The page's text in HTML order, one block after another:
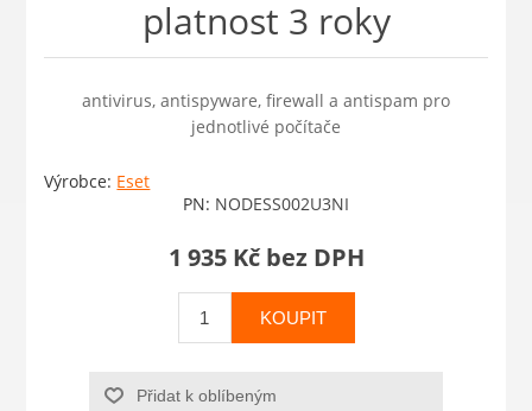
platnost 3 roky
antivirus, antispyware, firewall a antispam pro
jednotlivé počítače
Výrobce: Eset
PN: NODESS002U3NI
1 935 Kč bez DPH
KOUPIT
Přidat k oblíbeným